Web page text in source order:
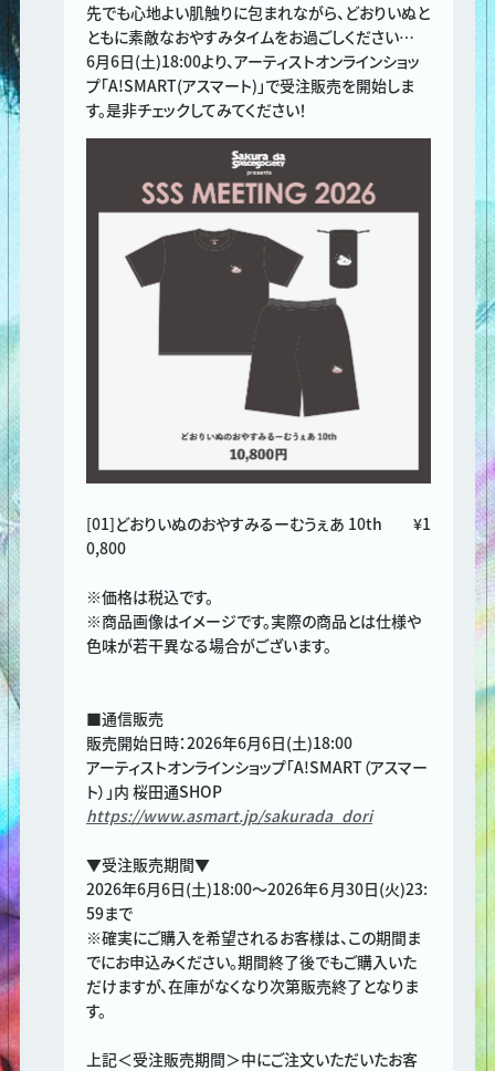
先でも心地よい肌触りに包まれながら、どおりいぬと
ともに素敵なおやすみタイムをお過ごしください…
6月6日(土)18:00より、アーティストオンラインショッ
プ「A!SMART(アスマート)」で受注販売を開始しま
す。是非チェックしてみてください！
[01]どおりいぬのおやすみるーむうぇあ 10th ¥1
0,800
※価格は税込です。
※商品画像はイメージです。実際の商品とは仕様や
色味が若干異なる場合がございます。
■通信販売
販売開始日時：2026年6月6日(土)18:00
アーティストオンラインショップ「A!SMART（アスマー
ト）」内 桜田通SHOP
https://www.asmart.jp/sakurada_dori
▼受注販売期間▼
2026年6月6日(土)18:00～2026年６月30日(火)23:
59まで
※確実にご購入を希望されるお客様は、この期間ま
でにお申込みください。期間終了後でもご購入いた
だけますが、在庫がなくなり次第販売終了となりま
す。
上記＜受注販売期間＞中にご注文いただいたお客